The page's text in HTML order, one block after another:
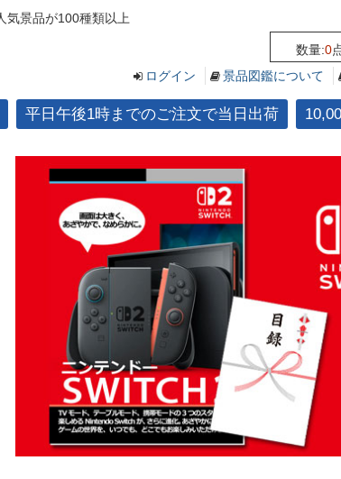
景品が100種類以上
数量:0
ログイン
景品図鑑について
平日午後1時までのご注文で当日出荷